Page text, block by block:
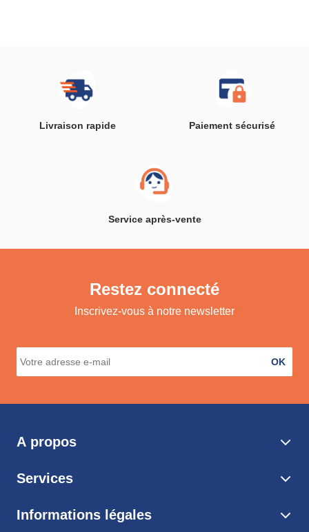
Livraison rapide Paiement sécurisé
Service après-vente
Restez connecté
Inscrivez-vous à notre newsletter
OK
A propos
Services
Informations légales